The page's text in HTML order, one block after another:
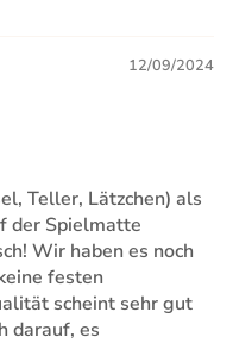
12/09/2024
Teller, Lätzchen) als
der Spielmatte
Wir haben es noch
festen
scheint sehr gut
darauf, es